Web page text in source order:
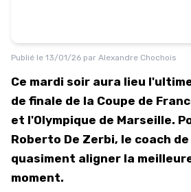
Publié le 13/01/26 par Alexandre Chochois
Ce mardi soir aura lieu
de finale de la Coupe de
et l'Olympique de Marseille.
Roberto De Zerbi, le coach
quasiment aligner la
moment.